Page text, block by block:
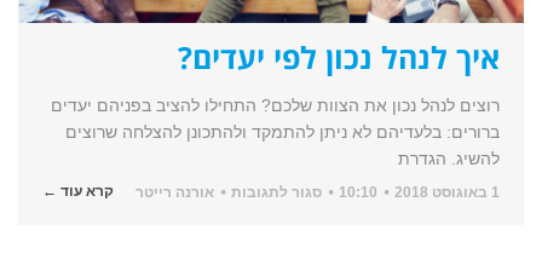
איך לנהל נכון לפי יעדים?
רוצים לנהל נכון את הצוות שלכם? התחילו להציב בפניהם יעדים
ברורים: בלעדיהם לא ניתן להתמקד ולהתכונן להצלחה שרוצים
להשיג. הגדרת
10:10 סגור לתגובותעלאורנה רייטר קרא עוד ←